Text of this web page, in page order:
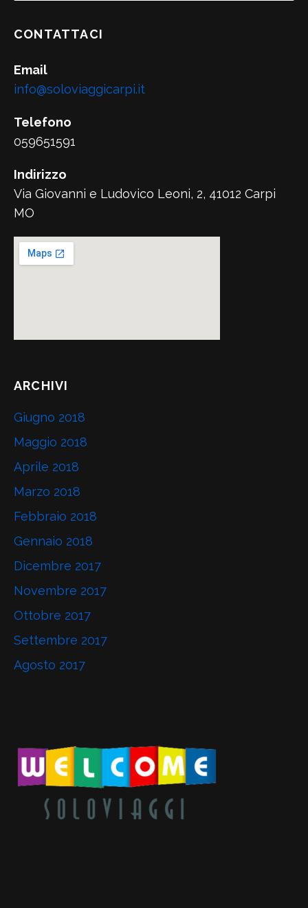
CONTATTACI
Email
info@soloviaggicarpi.it
Telefono
059651591
Indirizzo
Via Giovanni e Ludovico Leoni, 2, 41012 Carpi
MO
ARCHIVI
Giugno 2018
Maggio 2018
Aprile 2018
Marzo 2018
Febbraio 2018
Gennaio 2018
Dicembre 2017
Novembre 2017
Ottobre 2017
Settembre 2017
Agosto 2017